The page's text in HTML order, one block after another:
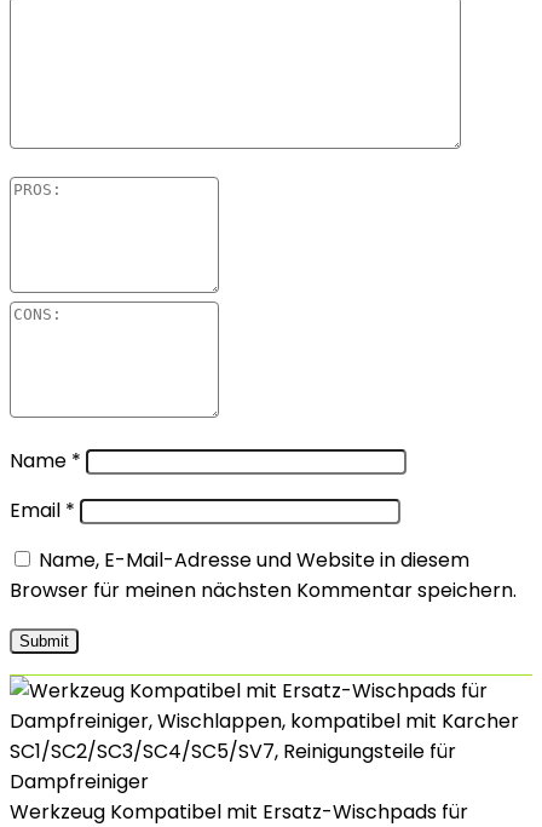
Name *
Email *
Name, E-Mail-Adresse und Website in diesem
Browser für meinen nächsten Kommentar speichern.
Werkzeug Kompatibel mit Ersatz-Wischpads für